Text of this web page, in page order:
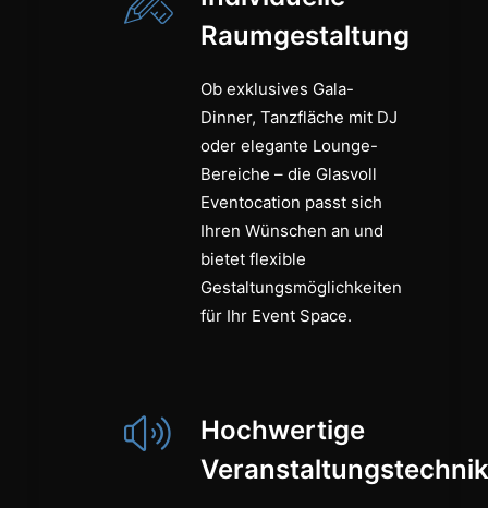
Raumgestaltung
Ob exklusives Gala-
Dinner, Tanzfläche mit DJ
oder elegante Lounge-
Bereiche – die Glasvoll
Eventocation passt sich
Ihren Wünschen an und
bietet flexible
Gestaltungsmöglichkeiten
für Ihr Event Space.
Hochwertige
Veranstaltungstechnik